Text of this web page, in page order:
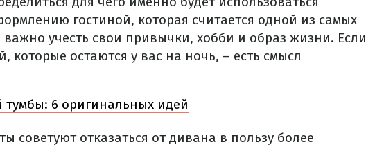
гостиной, которая считается одной из самых
учесть свои привычки, хобби и образ жизни. Если
которые остаются у вас на ночь, – есть смысл
тумбы: 6 оригинальных идей
советуют отказаться от дивана в пользу более